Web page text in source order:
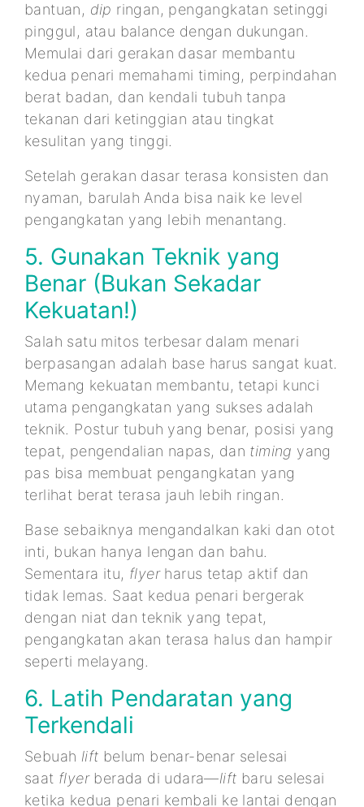
bantuan, dip ringan, pengangkatan setinggi
pinggul, atau balance dengan dukungan.
Memulai dari gerakan dasar membantu
kedua penari memahami timing, perpindahan
berat badan, dan kendali tubuh tanpa
tekanan dari ketinggian atau tingkat
kesulitan yang tinggi.
Setelah gerakan dasar terasa konsisten dan
nyaman, barulah Anda bisa naik ke level
pengangkatan yang lebih menantang.
5. Gunakan Teknik yang
Benar (Bukan Sekadar
Kekuatan!)
Salah satu mitos terbesar dalam menari
berpasangan adalah base harus sangat kuat.
Memang kekuatan membantu, tetapi kunci
utama pengangkatan yang sukses adalah
teknik. Postur tubuh yang benar, posisi yang
tepat, pengendalian napas, dan timing yang
pas bisa membuat pengangkatan yang
terlihat berat terasa jauh lebih ringan.
Base sebaiknya mengandalkan kaki dan otot
inti, bukan hanya lengan dan bahu.
Sementara itu, flyer harus tetap aktif dan
tidak lemas. Saat kedua penari bergerak
dengan niat dan teknik yang tepat,
pengangkatan akan terasa halus dan hampir
seperti melayang.
6. Latih Pendaratan yang
Terkendali
Sebuah lift belum benar-benar selesai
saat flyer berada di udara—lift baru selesai
ketika kedua penari kembali ke lantai dengan